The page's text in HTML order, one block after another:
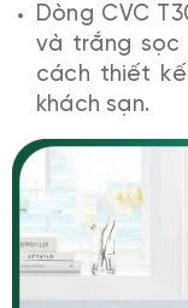
Dòng CVC
và trắng sọc
cách thiết
khách sạn.